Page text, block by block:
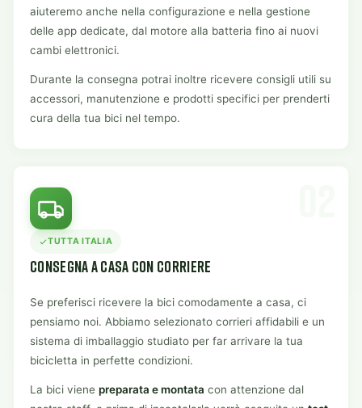
aiuteremo anche nella configurazione e nella gestione
delle app dedicate, dal motore alla batteria fino ai nuovi
cambi elettronici.
Durante la consegna potrai inoltre ricevere consigli utili su
accessori, manutenzione e prodotti specifici per prenderti
cura della tua bici nel tempo.
TUTTA ITALIA
CONSEGNA A CASA CON CORRIERE
Se preferisci ricevere la bici comodamente a casa, ci
pensiamo noi. Abbiamo selezionato corrieri affidabili e un
sistema di imballaggio studiato per far arrivare la tua
bicicletta in perfette condizioni.
La bici viene preparata e montata con attenzione dal